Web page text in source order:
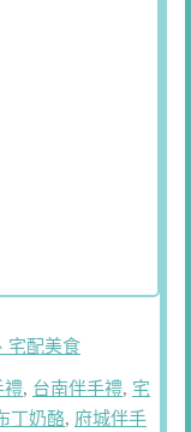
宅配美食
禮, 台南伴手禮, 宅
丁奶酪, 府城伴手